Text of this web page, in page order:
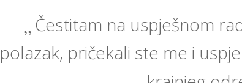
Čestitam na uspješnom
polazak, pričekali ste me i